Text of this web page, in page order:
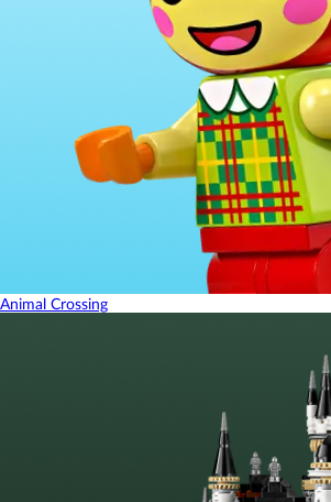
Animal Crossing